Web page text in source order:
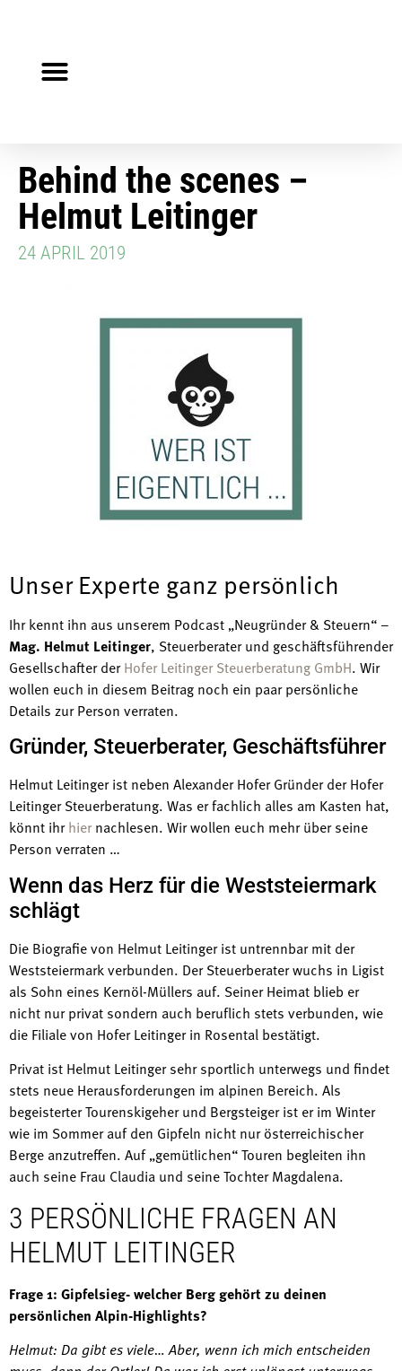
Behind the scenes –
Helmut Leitinger
24 APRIL 2019
Unser Experte ganz persönlich
Ihr kennt ihn aus unserem Podcast „Neugründer & Steuern“ –
Mag. Helmut Leitinger, Steuerberater und geschäftsführender
Gesellschafter derHofer Leitinger Steuerberatung GmbH. Wir
wollen euch in diesem Beitrag noch ein paar persönliche
Details zur Person verraten.
Gründer, Steuerberater, Geschäftsführer
Helmut Leitinger ist neben Alexander Hofer Gründer der Hofer
Leitinger Steuerberatung. Was er fachlich alles am Kasten hat,
könnt ihrhiernachlesen. Wir wollen euch mehr über seine
Person verraten …
Wenn das Herz für die Weststeiermark
schlägt
Die Biografie von Helmut Leitinger ist untrennbar mit der
Weststeiermark verbunden. Der Steuerberater wuchs in Ligist
als Sohn eines Kernöl-Müllers auf. Seiner Heimat blieb er
nicht nur privat sondern auch beruflich stets verbunden, wie
die Filiale von Hofer Leitinger in Rosental bestätigt.
Privat ist Helmut Leitinger sehr sportlich unterwegs und findet
stets neue Herausforderungen im alpinen Bereich. Als
begeisterter Tourenskigeher und Bergsteiger ist er im Winter
wie im Sommer auf den Gipfeln nicht nur österreichischer
Berge anzutreffen. Auf „gemütlichen“ Touren begleiten ihn
auch seine Frau Claudia und seine Tochter Magdalena.
3 PERSÖNLICHE FRAGEN AN
HELMUT LEITINGER
Frage 1: Gipfelsieg- welcher Berg gehört zu deinen
persönlichen Alpin-Highlights?
Helmut: Da gibt es viele… Aber, wenn ich mich entscheiden